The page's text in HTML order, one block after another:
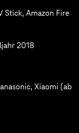
Stick, Amazon Fire
2018
Xiaomi (ab